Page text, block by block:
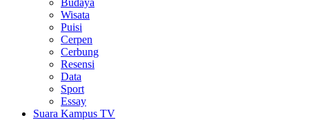
Budaya
Wisata
Puisi
Cerpen
Cerbung
Resensi
Data
Sport
Essay
Suara Kampus TV